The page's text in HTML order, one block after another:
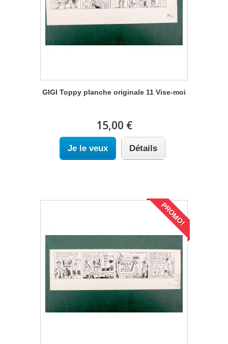
GIGI Toppy planche originale 11 Vise-moi
15,00 €
Je le veux Détails
PROMO!